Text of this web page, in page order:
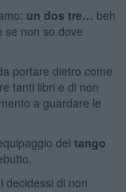
un dos tre… beh
se non so dove
portare dietro come
tanti libri e di non
a guardare le
del tango
decidessi di non